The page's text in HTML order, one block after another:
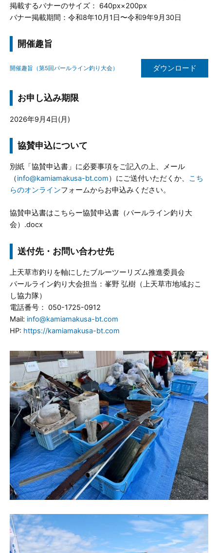
掲載するバナーのサイズ： 640px×200px
バナー掲載期間：令和8年10月1日〜令和9年9月30日
開催趣旨
開催趣旨（第5回パールライン釣り大会） ダウンロード
お申し込み期限
2026年9月4日(月)
協賛申込について
別紙「協賛申込書」に必要事項をご記入の上、メール
（info@kamiamakusa-bt.com）にご送付いただくか、
こち
らのオンラインフォームからお申込みください。
協賛申込書はこちらー協賛申込書（パールライン釣り大
会）.docx
送付先・お問い合わせ先
上天草市釣りを軸にしたブルーツーリズム推進委員会
パールライン釣り大会担当：峯野 弘樹（上天草市地域おこ
し協力隊）
電話番号： 050-1725-0912
Mail: info@kamiamakusa-bt.com
HP: https://kamiamakusa-bt.com